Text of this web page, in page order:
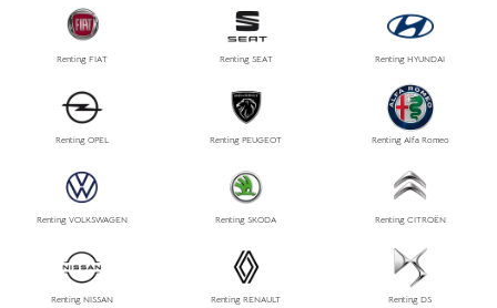
Renting FIAT Renting SEAT Renting HYUNDAI
Renting OPEL Renting PEUGEOT Renting Alfa Romeo
Renting VOLKSWAGEN Renting SKODA Renting CITROËN
Renting NISSAN Renting RENAULT Renting DS